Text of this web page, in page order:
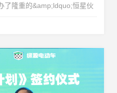
了隆重的&amp;ldquo;恒星伙
划&amp;rdquo;，双方...